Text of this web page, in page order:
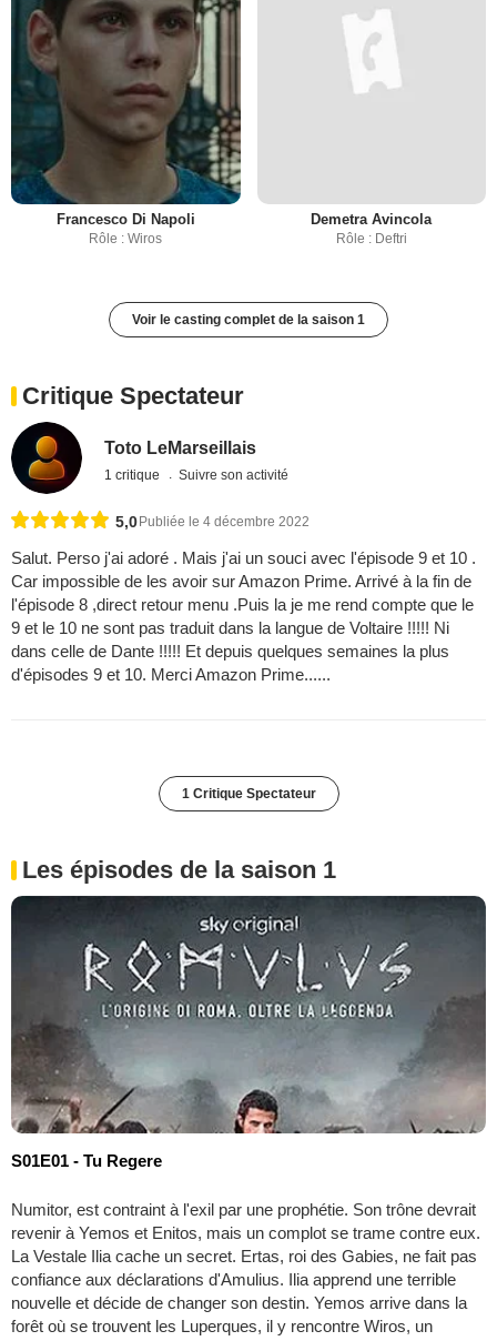
Francesco Di Napoli
Rôle : Wiros
Demetra Avincola
Rôle : Deftri
Voir le casting complet de la saison 1
Critique Spectateur
Toto LeMarseillais
1 critique Suivre son activité
5,0Publiée le 4 décembre 2022
Salut. Perso j'ai adoré . Mais j'ai un souci avec l'épisode 9 et 10 .
Car impossible de les avoir sur Amazon Prime. Arrivé à la fin de
l'épisode 8 ,direct retour menu .Puis la je me rend compte que le
9 et le 10 ne sont pas traduit dans la langue de Voltaire !!!!! Ni
dans celle de Dante !!!!! Et depuis quelques semaines la plus
d'épisodes 9 et 10. Merci Amazon Prime......
1 Critique Spectateur
Les épisodes de la saison 1
S01E01 - Tu Regere
Numitor, est contraint à l'exil par une prophétie. Son trône devrait
revenir à Yemos et Enitos, mais un complot se trame contre eux.
La Vestale Ilia cache un secret. Ertas, roi des Gabies, ne fait pas
confiance aux déclarations d'Amulius. Ilia apprend une terrible
nouvelle et décide de changer son destin. Yemos arrive dans la
forêt où se trouvent les Luperques, il y rencontre Wiros, un